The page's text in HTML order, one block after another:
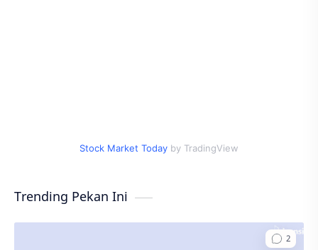
Stock Market Today by TradingView
Trending Pekan Ini